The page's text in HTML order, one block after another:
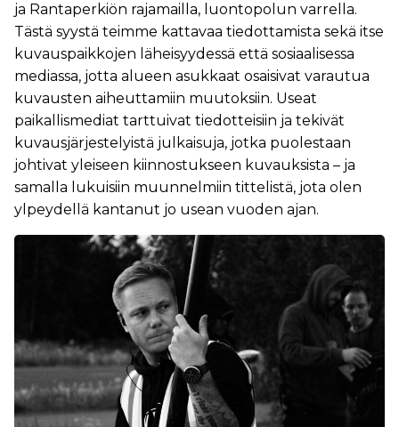
ja Rantaperkiön rajamailla, luontopolun varrella.
Tästä syystä teimme kattavaa tiedottamista sekä itse
kuvauspaikkojen läheisyydessä että sosiaalisessa
mediassa, jotta alueen asukkaat osaisivat varautua
kuvausten aiheuttamiin muutoksiin. Useat
paikallismediat tarttuivat tiedotteisiin ja tekivät
kuvausjärjestelyistä julkaisuja, jotka puolestaan
johtivat yleiseen kiinnostukseen kuvauksista – ja
samalla lukuisiin muunnelmiin tittelistä, jota olen
ylpeydellä kantanut jo usean vuoden ajan.